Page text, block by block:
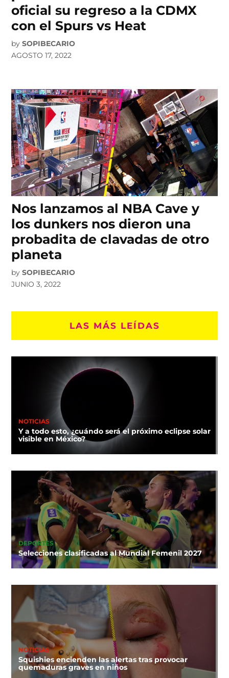
oficial su regreso a la CDMX
con el Spurs vs Heat
by SOPIBECARIO
AGOSTO 17, 2022
Nos lanzamos al NBA Cave y
los dunkers nos dieron una
probadita de clavadas de otro
planeta
by SOPIBECARIO
JUNIO 3, 2022
LAS MÁS LEÍDAS
NOTICIAS
Y a todo esto, ¿cuándo será el próximo eclipse solar
visible en México?
DEPORTES
Selecciones clasificadas al Mundial Femenil 2027
NOTICIAS
Squishies encienden las alertas tras provocar
quemaduras graves en niños